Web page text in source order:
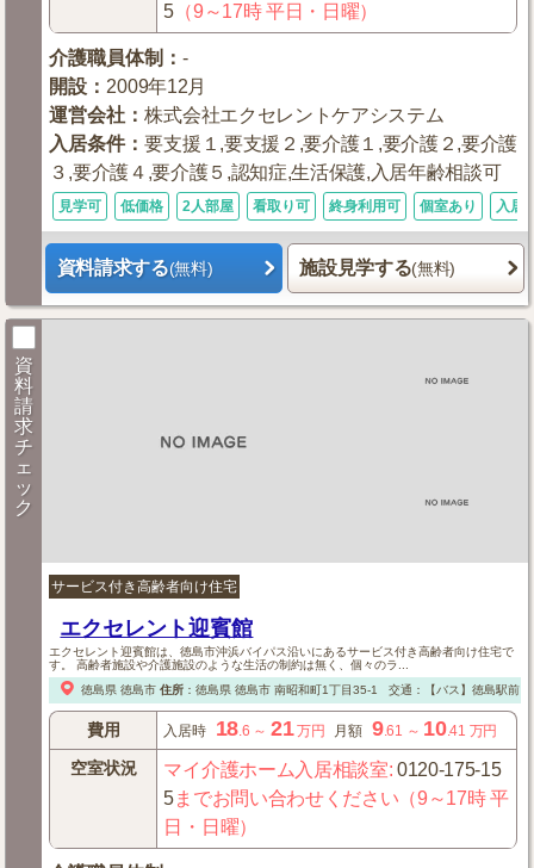
5 （9～17時 平日・日曜）
介護職員体制 ：-
開設 ： 2009年12月
運営会社 ：株式会社エクセレントケアシステム
入居条件：要支援１,要支援２,要介護１,要介護２,要介護
３,要介護４,要介護５,認知症,生活保護,入居年齢相談可
見学可 低価格 2人部屋 看取り可 終身利用可 個室あり 入居
資料請求する(無料) 施設見学する(無料)
資
料
請
求
チ
ェ
ッ
ク
サービス付き高齢者向け住宅
エクセレント迎賓館
エクセレント迎賓館は、徳島市沖浜バイパス沿いにあるサービス付き高齢者向け住宅で
す。 高齢者施設や介護施設のような生活の制約は無く、個々のラ...
徳島県 徳島市 住所： 徳島県 徳島市南昭和町1丁目35-1 交通：【バス】徳島駅前よ
費用 入居時 18 .6 ～ 21万円 月額 9.61 ～ 10.41 万円
空室状況 マイ介護ホーム入居相談室:0120-175-15
5までお問い合わせください（9～17時 平
日・日曜）